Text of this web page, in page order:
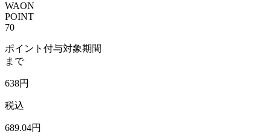
WAON
POINT
70
ポイント付与対象期間
まで
638円
税込
689.04円